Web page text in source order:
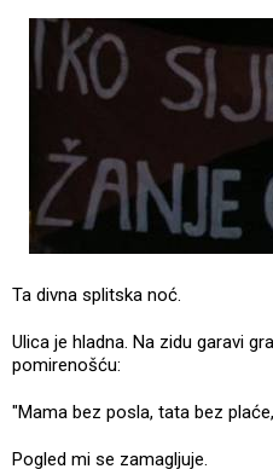
Ta divna splitska noć.
Ulica je hladna. Na zidu garavi
pomirenošću:
"Mama bez posla, tata bez
Pogled mi se zamagljuje.